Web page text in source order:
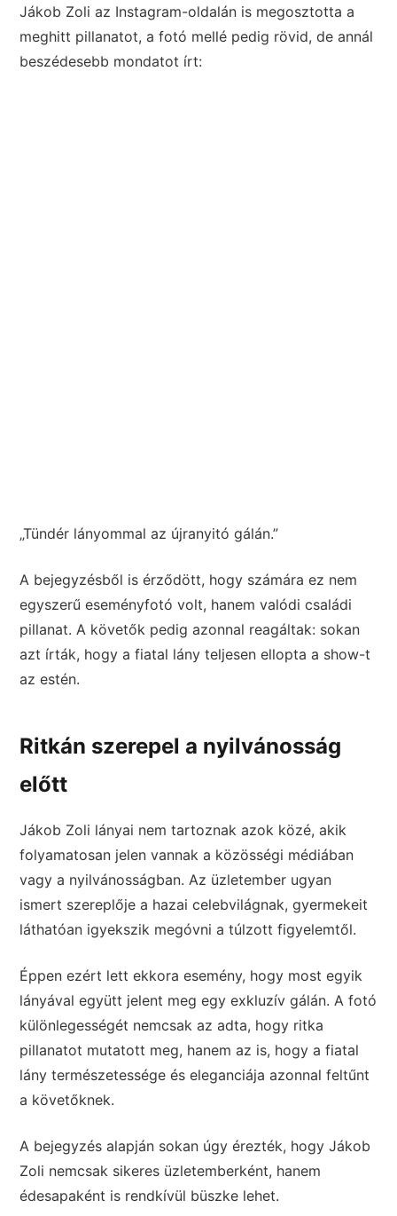
Jákob Zoli az Instagram-oldalán is megosztotta a
meghitt pillanatot, a fotó mellé pedig rövid, de annál
beszédesebb mondatot írt:
„Tündér lányommal az újranyitó gálán.”
A bejegyzésből is érződött, hogy számára ez nem
egyszerű eseményfotó volt, hanem valódi családi
pillanat. A követők pedig azonnal reagáltak: sokan
azt írták, hogy a fiatal lány teljesen ellopta a show-t
az estén.
Ritkán szerepel a nyilvánosság
előtt
Jákob Zoli lányai nem tartoznak azok közé, akik
folyamatosan jelen vannak a közösségi médiában
vagy a nyilvánosságban. Az üzletember ugyan
ismert szereplője a hazai celebvilágnak, gyermekeit
láthatóan igyekszik megóvni a túlzott figyelemtől.
Éppen ezért lett ekkora esemény, hogy most egyik
lányával együtt jelent meg egy exkluzív gálán. A fotó
különlegességét nemcsak az adta, hogy ritka
pillanatot mutatott meg, hanem az is, hogy a fiatal
lány természetessége és eleganciája azonnal feltűnt
a követőknek.
A bejegyzés alapján sokan úgy érezték, hogy Jákob
Zoli nemcsak sikeres üzletemberként, hanem
édesapaként is rendkívül büszke lehet.